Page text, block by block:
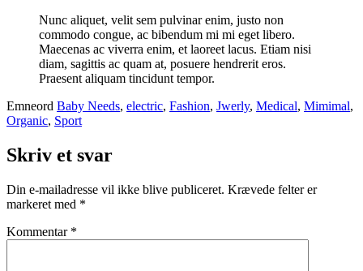
Nunc aliquet, velit sem pulvinar enim, justo non
commodo congue, ac bibendum mi mi eget libero.
Maecenas ac viverra enim, et laoreet lacus. Etiam nisi
diam, sagittis ac quam at, posuere hendrerit eros.
Praesent aliquam tincidunt tempor.
Emneord Baby Needs, electric, Fashion, Jwerly, Medical, Mimimal,
Organic, Sport
Skriv et svar
Din e-mailadresse vil ikke blive publiceret. Krævede felter er
markeret med *
Kommentar *